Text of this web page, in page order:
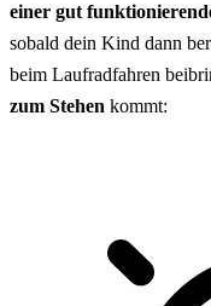
einer gut
sobald dein Kind dann
beim Laufradfahren
zum Stehen kommt: